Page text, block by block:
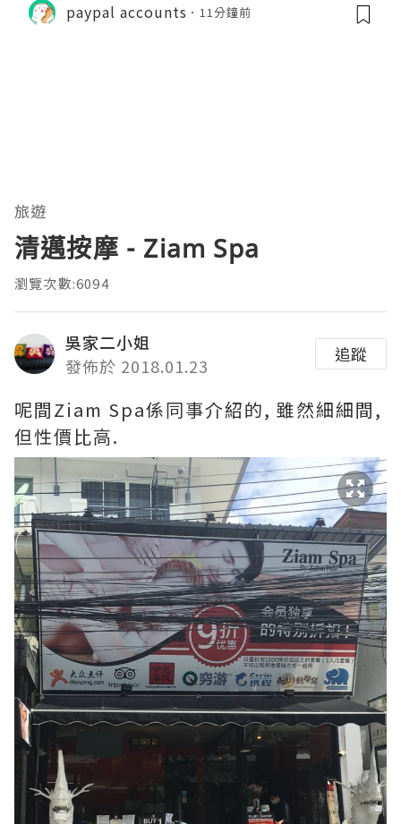
paypal accounts 11分鐘前
旅遊
清邁按摩 - Ziam Spa
瀏覽次數:6094
吳家二小姐
發佈於 2018.01.23
追蹤
呢間Ziam Spa係同事介紹的, 雖然細細間,
但性價比高.